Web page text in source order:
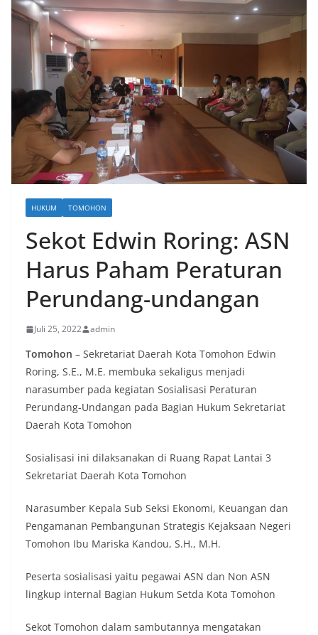
HUKUM TOMOHON
Sekot Edwin Roring: ASN
Harus Paham Peraturan
Perundang-undangan
Juli 25, 2022 admin
Tomohon – Sekretariat Daerah Kota Tomohon Edwin
Roring, S.E., M.E. membuka sekaligus menjadi
narasumber pada kegiatan Sosialisasi Peraturan
Perundang-Undangan pada Bagian Hukum Sekretariat
Daerah Kota Tomohon
Sosialisasi ini dilaksanakan di Ruang Rapat Lantai 3
Sekretariat Daerah Kota Tomohon
Narasumber Kepala Sub Seksi Ekonomi, Keuangan dan
Pengamanan Pembangunan Strategis Kejaksaan Negeri
Tomohon Ibu Mariska Kandou, S.H., M.H.
Peserta sosialisasi yaitu pegawai ASN dan Non ASN
lingkup internal Bagian Hukum Setda Kota Tomohon
Sekot Tomohon dalam sambutannya mengatakan